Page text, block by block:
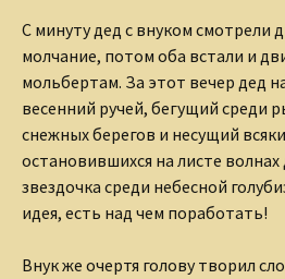
С минуту дед с внуком смотрели
молчание, потом оба встали и
мольбертам. За этот вечер дед
весенний ручей, бегущий среди
снежных берегов и несущий
остановившихся на листе
звездочка среди небесной
идея, есть над чем поработать!
Внук же очертя голову творил